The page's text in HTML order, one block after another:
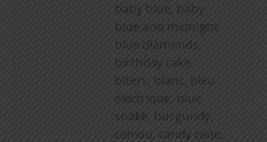
baby blue, baby
blue and midnight
blue diamonds,
birthday cake,
biters, blanc, bleu
électrique, blue
snake, burgundy,
camou, candy cane,